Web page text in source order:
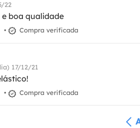
22
boa qualidade
• Compra verificada
17/12/21
• Compra verificada